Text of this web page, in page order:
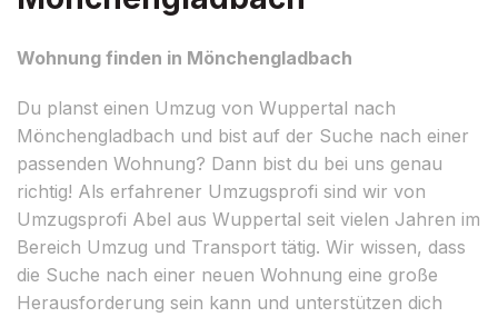
Wohnung finden in Mönchengladbach
Du planst einen Umzug von Wuppertal nach
Mönchengladbach und bist auf der Suche nach einer
passenden Wohnung? Dann bist du bei uns genau
richtig! Als erfahrener Umzugsprofi sind wir von
Umzugsprofi Abel aus Wuppertal seit vielen Jahren im
Bereich Umzug und Transport tätig. Wir wissen, dass
die Suche nach einer neuen Wohnung eine große
Herausforderung sein kann und unterstützen dich